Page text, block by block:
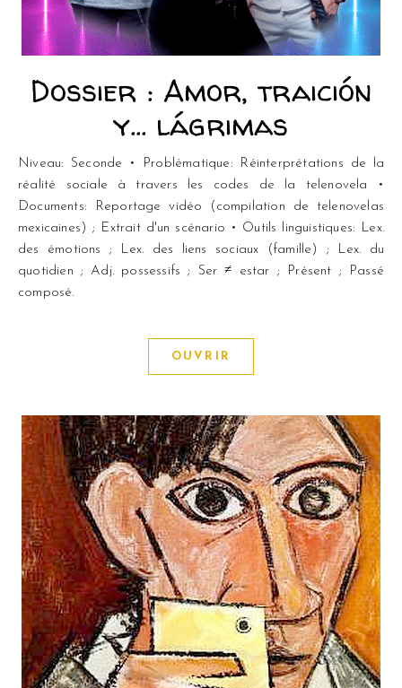
Dossier : Amor, traición
y… lágrimas
Niveau: Seconde • Problématique: Réinterprétations de la
réalité sociale à travers les codes de la telenovela •
Documents: Reportage vidéo (compilation de telenovelas
mexicaines) ; Extrait d'un scénario • Outils linguistiques: Lex.
des émotions ; Lex. des liens sociaux (famille) ; Lex. du
quotidien ; Adj. possessifs ; Ser ≠ estar ; Présent ; Passé
composé.
OUVRIR